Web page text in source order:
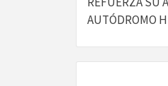
AUTÓDROMO